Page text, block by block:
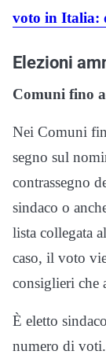
voto in Italia:
Elezioni
Comuni fino
Nei Comuni
segno sul
contrassegno
sindaco o
lista collegata
caso, il voto
consiglieri che
È eletto
numero di